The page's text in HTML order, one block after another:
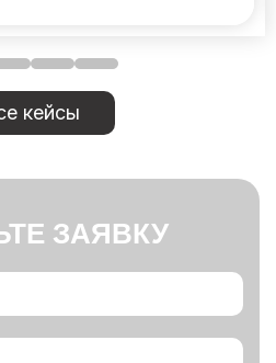
кейсы
ЗАЯВКУ